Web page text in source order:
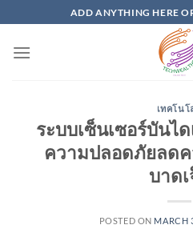
to
content
ADD ANYTHING HERE
เทคโนโ
ระบบเซ็นเซอร์บันไ
ความปลอดภัยลดค
บาด
POSTED ON MARCH